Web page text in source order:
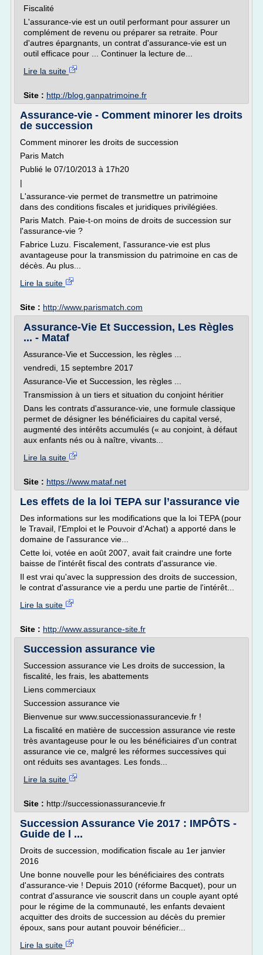
Fiscalité
L'assurance-vie est un outil performant pour assurer un
complément de revenu ou préparer sa retraite. Pour
d'autres épargnants, un contrat d'assurance-vie est un
outil efficace pour ... Continuer la lecture de...
Lire la suite
Site : http://blog.ganpatrimoine.fr
Assurance-vie - Comment minorer les droits
de succession
Comment minorer les droits de succession
Paris Match
Publié le 07/10/2013 à 17h20
|
L'assurance-vie permet de transmettre un patrimoine
dans des conditions fiscales et juridiques privilégiées.
Paris Match. Paie-t-on moins de droits de succession sur
l'assurance-vie ?
Fabrice Luzu. Fiscalement, l'assurance-vie est plus
avantageuse pour la transmission du patrimoine en cas de
décès. Au plus...
Lire la suite
Site : http://www.parismatch.com
Assurance-Vie Et Succession, Les Règles
... - Mataf
Assurance-Vie et Succession, les règles ...
vendredi, 15 septembre 2017
Assurance-Vie et Succession, les règles ...
Transmission à un tiers et situation du conjoint héritier
Dans les contrats d'assurance-vie, une formule classique
permet de désigner les bénéficiaires du capital versé,
augmenté des intérêts accumulés (« au conjoint, à défaut
aux enfants nés ou à naître, vivants...
Lire la suite
Site : https://www.mataf.net
Les effets de la loi TEPA sur l’assurance vie
Des informations sur les modifications que la loi TEPA (pour
le Travail, l'Emploi et le Pouvoir d'Achat) a apporté dans le
domaine de l'assurance vie...
Cette loi, votée en août 2007, avait fait craindre une forte
baisse de l'intérêt fiscal des contrats d'assurance vie.
Il est vrai qu'avec la suppression des droits de succession,
le contrat d'assurance vie a perdu une partie de l'intérêt...
Lire la suite
Site : http://www.assurance-site.fr
Succession assurance vie
Succession assurance vie Les droits de succession, la
fiscalité, les frais, les abattements
Liens commerciaux
Succession assurance vie
Bienvenue sur www.successionassurancevie.fr !
La fiscalité en matière de succession assurance vie reste
très avantageuse pour le ou les bénéficiaires d'un contrat
assurance vie ce, malgré les réformes successives qui
ont réduits ses avantages. Les fonds...
Lire la suite
Site : http://successionassurancevie.fr
Succession Assurance Vie 2017 : IMPÔTS -
Guide de l ...
Droits de succession, modification fiscale au 1er janvier
2016
Une bonne nouvelle pour les bénéficiaires des contrats
d'assurance-vie ! Depuis 2010 (réforme Bacquet), pour un
contrat d'assurance vie souscrit dans un couple ayant opté
pour le régime de la communauté, les enfants devaient
acquitter des droits de succession au décès du premier
époux, sans pour autant pouvoir bénéficier...
Lire la suite